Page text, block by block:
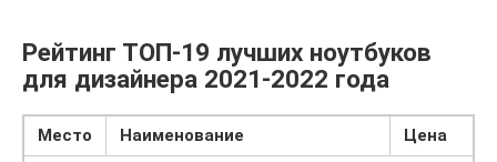
Рейтинг ТОП-19 лучших ноутбуков
для дизайнера 2021-2022 года
Место Наименование
Цена